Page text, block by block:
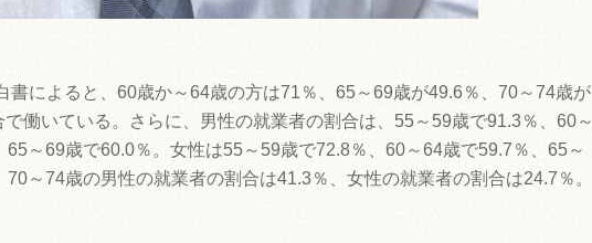
書によると、60歳か～64歳の方は71％、65～69歳が49.6％、70～74歳が
働いている。さらに、男性の就業者の割合は、55～59歳で91.3％、60～
65～69歳で60.0％。女性は55～59歳で72.8％、60～64歳で59.7％、65～
70～74歳の男性の就業者の割合は41.3％、女性の就業者の割合は24.7％。